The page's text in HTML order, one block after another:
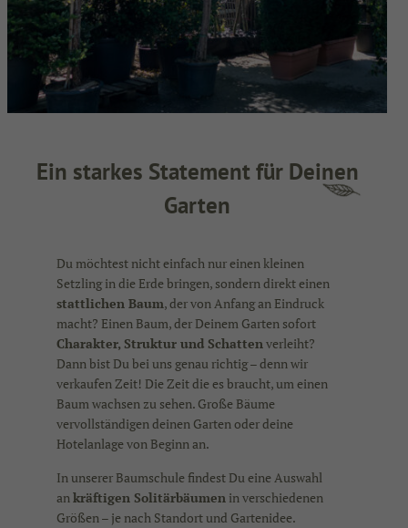
Ein starkes Statement für Deinen
Garten
Du möchtest nicht einfach nur einen kleinen
Setzling in die Erde bringen, sondern direkt einen
stattlichen Baum, der von Anfang an Eindruck
macht? Einen Baum, der Deinem Garten sofort
Charakter, Struktur und Schattenverleiht?
Dann bist Du bei uns genau richtig – denn wir
verkaufen Zeit! Die Zeit die es braucht, um einen
Baum wachsen zu sehen. Große Bäume
vervollständigen deinen Garten oder deine
Hotelanlage von Beginn an.
In unserer Baumschule findest Du eine Auswahl
an kräftigen Solitärbäumen in verschiedenen
Größen – je nach Standort und Gartenidee.